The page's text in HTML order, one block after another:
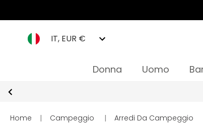
IT, EUR €
Donna Uomo
Home | Campeggio | Arredi Da Campeggio